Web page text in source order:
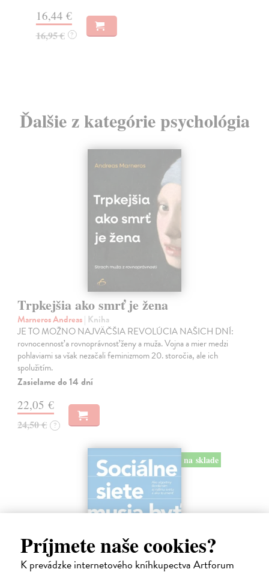
Príjmete naše cookies?
K prevádzke internetového kníhkupectva Artforum
16,44 €
16,95 € ?
Ďalšie z kategórie psychológia
Trpkejšia ako smrť je žena
Marneros Andreas| Kniha
JE TO MOŽNO NAJVÄČŠIA REVOLÚCIA NAŠICH DNÍ:
rovnocennosť a rovnoprávnosť ženy a muža. Vojna a mier medzi
pohlaviami sa však nezačali feminizmom 20. storočia, ale ich
spolužitím.
Zasielame do 14 dní
22,05 €
24,50 € ?
na sklade